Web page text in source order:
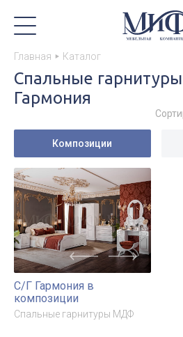
Главная Каталог
Спальные
Гармония
Композиции
С/Г Гармония в
композиции
Спальные гарнитуры МДФ